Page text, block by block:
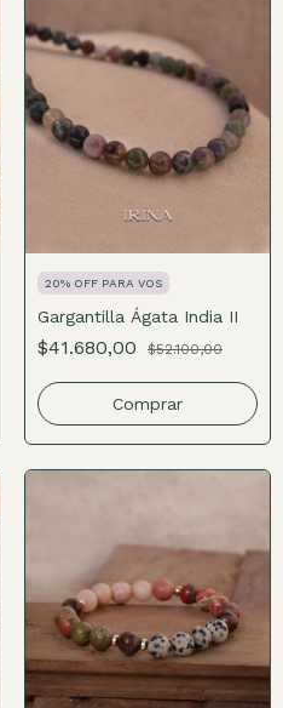
20% OFF PARA VOS
Gargantilla Ágata India II
$41.680,00 $52.100,00
Comprar